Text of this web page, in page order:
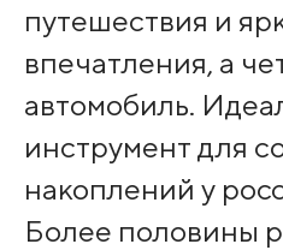
путешествия и
впечатления, а
автомобиль.
инструмент для
накоплений у
Более половины